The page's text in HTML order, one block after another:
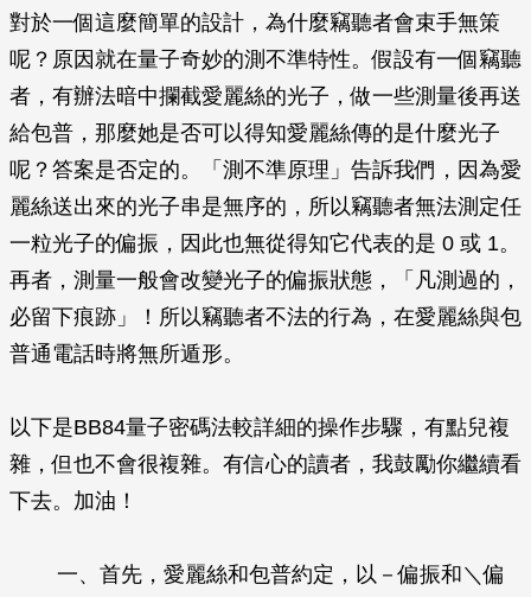
對於一個這麼簡單的設計，為什麼竊聽者會束手無策
呢？原因就在量子奇妙的測不準特性。假設有一個竊聽
者，有辦法暗中攔截愛麗絲的光子，做一些測量後再送
給包普，那麼她是否可以得知愛麗絲傳的是什麼光子
呢？答案是否定的。「測不準原理」告訴我們，因為愛
麗絲送出來的光子串是無序的，所以竊聽者無法測定任
一粒光子的偏振，因此也無從得知它代表的是 0 或 1。
再者，測量一般會改變光子的偏振狀態，「凡測過的，
必留下痕跡」！所以竊聽者不法的行為，在愛麗絲與包
普通電話時將無所遁形。
以下是BB84量子密碼法較詳細的操作步驟，有點兒複
雜，但也不會很複雜。有信心的讀者，我鼓勵你繼續看
下去。加油！
一、首先，愛麗絲和包普約定，以－偏振和＼偏